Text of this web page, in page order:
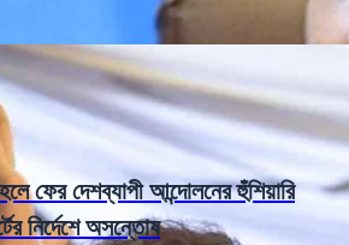
ফের দেশব্যাপী আন্দোলনের হুঁশিয়ারি
নির্দেশে অসন্তোষ